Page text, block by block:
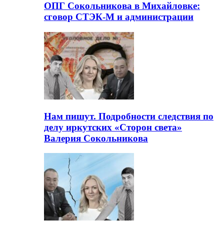
ОПГ Сокольникова в Михайловке:
сговор СТЭК-М и администрации
Нам пишут. Подробности следствия по
делу иркутских «Сторон света»
Валерия Сокольникова